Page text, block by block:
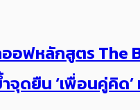
ออฟหลักสูตร
ดยืน ‘เพื่อนคู่คิด